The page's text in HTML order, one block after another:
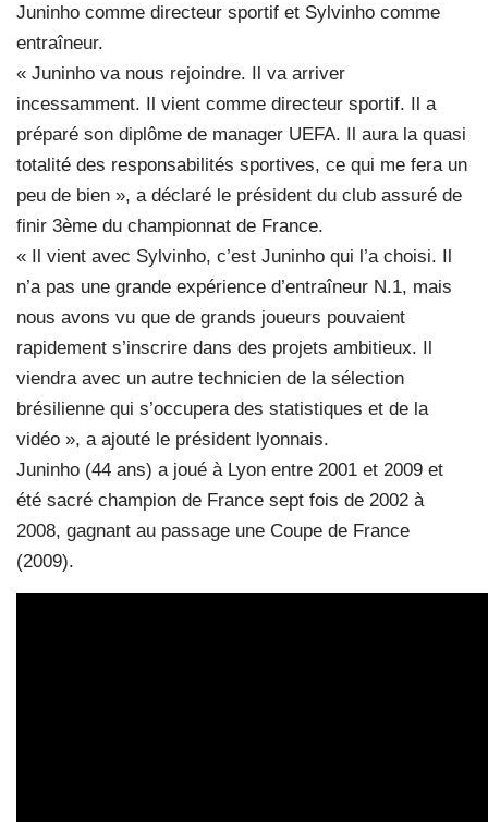
Juninho comme directeur sportif et Sylvinho comme
entraîneur.
« Juninho va nous rejoindre. Il va arriver
incessamment. Il vient comme directeur sportif. Il a
préparé son diplôme de manager UEFA. Il aura la quasi
totalité des responsabilités sportives, ce qui me fera un
peu de bien », a déclaré le président du club assuré de
finir 3ème du championnat de France.
« Il vient avec Sylvinho, c’est Juninho qui l’a choisi. Il
n’a pas une grande expérience d’entraîneur N.1, mais
nous avons vu que de grands joueurs pouvaient
rapidement s’inscrire dans des projets ambitieux. Il
viendra avec un autre technicien de la sélection
brésilienne qui s’occupera des statistiques et de la
vidéo », a ajouté le président lyonnais.
Juninho (44 ans) a joué à Lyon entre 2001 et 2009 et
été sacré champion de France sept fois de 2002 à
2008, gagnant au passage une Coupe de France
(2009).